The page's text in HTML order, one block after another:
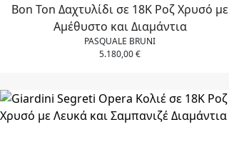
Bon Ton Δαχτυλίδι σε 18Κ Ροζ Χρυσό με
Αμέθυστο και Διαμάντια
PASQUALE BRUNI
5.180,00€